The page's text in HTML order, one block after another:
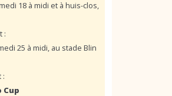
18 à midi et à huis-clos,
:
25 à midi, au stade Blin
:
Cup